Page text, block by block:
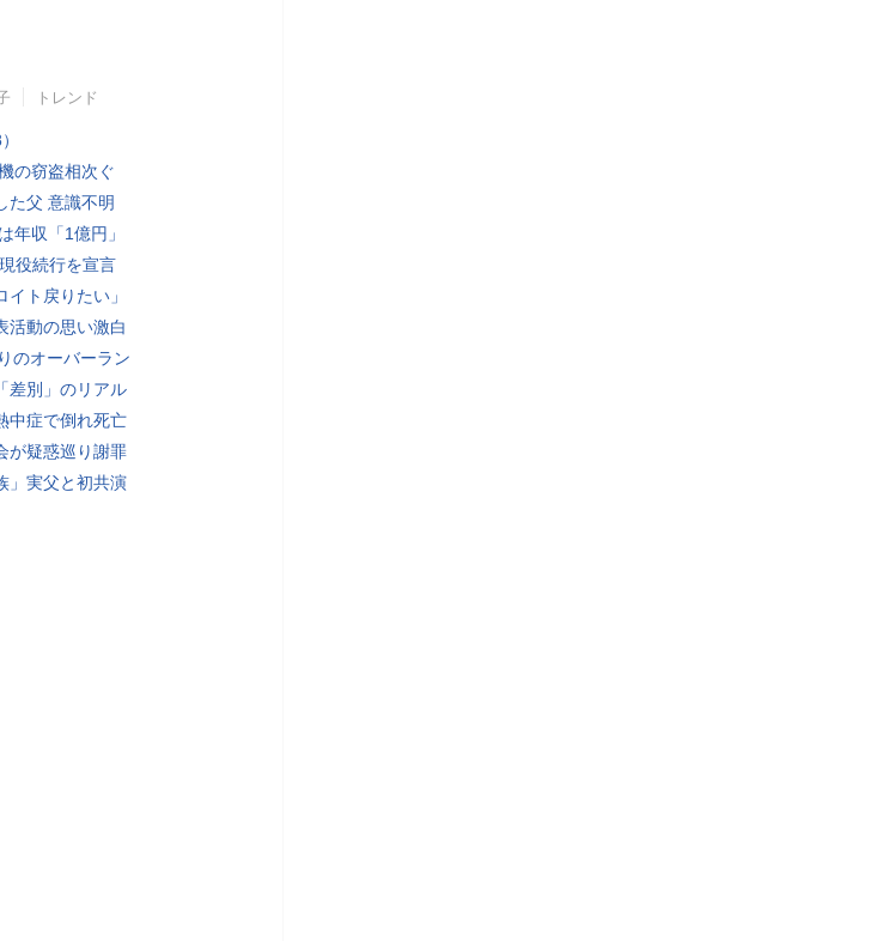
トレンド
の窃盗相次ぐ
た父 意識不明
年収「1億円」
役続行を宣言
イト戻りたい」
活動の思い激白
のオーバーラン
差別」のリアル
中症で倒れ死亡
が疑惑巡り謝罪
」実父と初共演